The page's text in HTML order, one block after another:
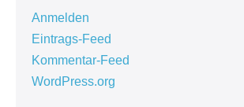
Anmelden
Eintrags-Feed
Kommentar-Feed
WordPress.org